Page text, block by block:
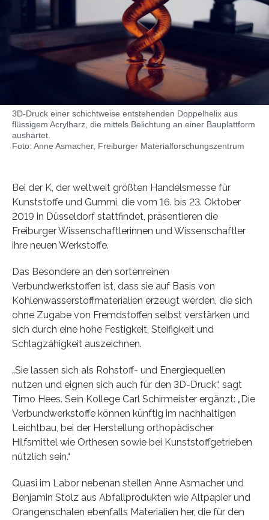
3D-Druck einer schichtweise entstehenden Doppelhelix aus
flüssigem Acrylharz, die mittels Belichtung an einer Bauplattform
aushärtet.
Foto: Anne Asmacher, Freiburger Materialforschungszentrum
Bei der K, der weltweit größten Handelsmesse für
Kunststoffe und Gummi, die vom 16. bis 23. Oktober
2019 in Düsseldorf stattfindet, präsentieren die
Freiburger Wissenschaftlerinnen und Wissenschaftler
ihre neuen Werkstoffe.
Das Besondere an den sortenreinen
Verbundwerkstoffen ist, dass sie auf Basis von
Kohlenwasserstoffmaterialien erzeugt werden, die sich
ohne Zugabe von Fremdstoffen selbst verstärken und
sich durch eine hohe Festigkeit, Steifigkeit und
Schlagzähigkeit auszeichnen.
„Sie lassen sich als Rohstoff- und Energiequellen
nutzen und eignen sich auch für den 3D-Druck“, sagt
Timo Hees. Sein Kollege Carl Schirmeister ergänzt: „Die
Verbundwerkstoffe können künftig im nachhaltigen
Leichtbau, bei der Herstellung orthopädischer
Hilfsmittel wie Orthesen sowie bei Kunststoffgetrieben
nützlich sein.“
Quasi im Labor nebenan stellen Anne Asmacher und
Benjamin Stolz aus Abfallprodukten wie Altpapier und
Orangenschalen ebenfalls Materialien her, die für den